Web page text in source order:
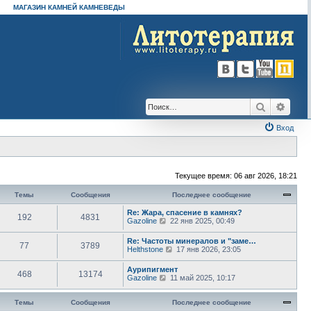
МАГАЗИН КАМНЕЙ КАМНЕВЕДЫ
Поиск
Вход
Текущее время: 06 авг 2026, 18:21
Темы Сообщения Последнее сообщение
192 4831
Re: Жара, спасение в камнях?
Gazoline
П
е
й
т
и
о
22 янв 2025, 00:49
77 3789
Re: Частоты минералов и "заме…
Helthstone
П
е
й
т
и
к
17 янв 2026, 23:05
468 13174
Аурипигмент
Gazoline
П
р
11 май 2025, 10:17
Темы Сообщения Последнее сообщение